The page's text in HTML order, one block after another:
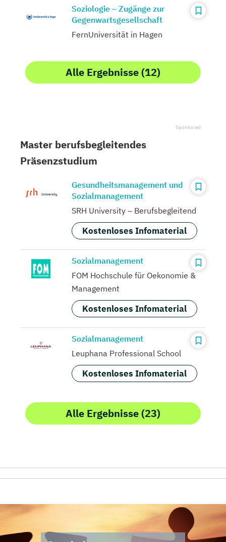
Soziologie – Zugänge zur
Gegenwartsgesellschaft
FernUniversität in Hagen
Alle Ergebnisse (12)
Master berufsbegleitendes
Präsenzstudium
Gesundheitsmanagement und
Sozialmanagement
SRH University – Berufsbegleitend
Kostenloses Infomaterial
Sozialmanagement
FOM Hochschule für Oekonomie &
Management
Kostenloses Infomaterial
Sozialmanagement
Leuphana Professional School
Kostenloses Infomaterial
Alle Ergebnisse (23)